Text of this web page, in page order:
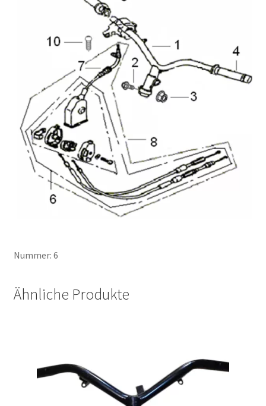
Nummer: 6
Ähnliche Produkte